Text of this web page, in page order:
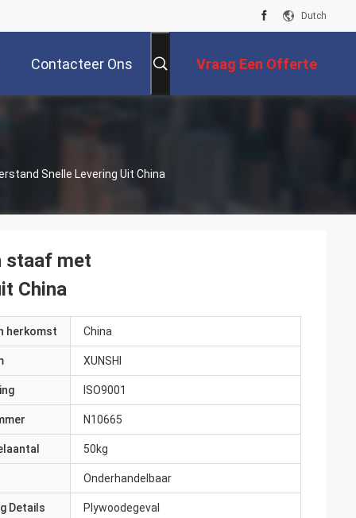
Dutch
Contacteer Ons Vraag Een Offerte
Snelle Levering Uit China
staaf met
China
herkomst China
XUNSHI
ISO9001
N10665
50kg
Onderhandelbaar
Details Plywoodegeval